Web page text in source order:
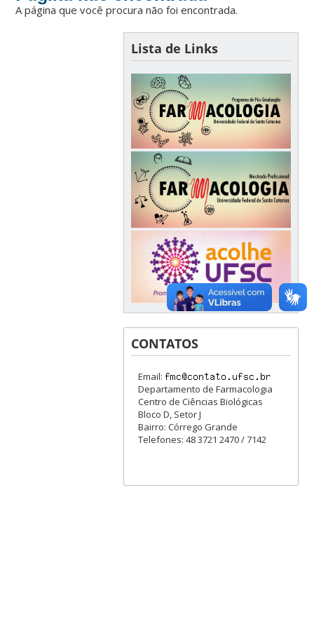
A página que você procura não foi encontrada.
Lista de Links
CONTATOS
Email:
Departamento de Farmacologia
Centro de Ciências Biológicas
Bloco D, Setor J
Bairro: Córrego Grande
Telefones: 48 3721 2470 / 7142